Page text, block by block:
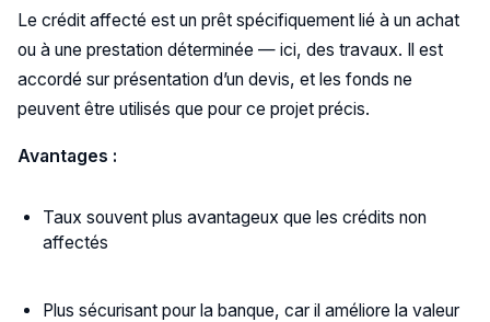
Le crédit affecté est un prêt spécifiquement lié à un achat
ou à une prestation déterminée — ici, des travaux. Il est
accordé sur présentation d’un devis, et les fonds ne
peuvent être utilisés que pour ce projet précis.
Avantages :
Taux souvent plus avantageux que les crédits non
affectés
Plus sécurisant pour la banque, car il améliore la valeur